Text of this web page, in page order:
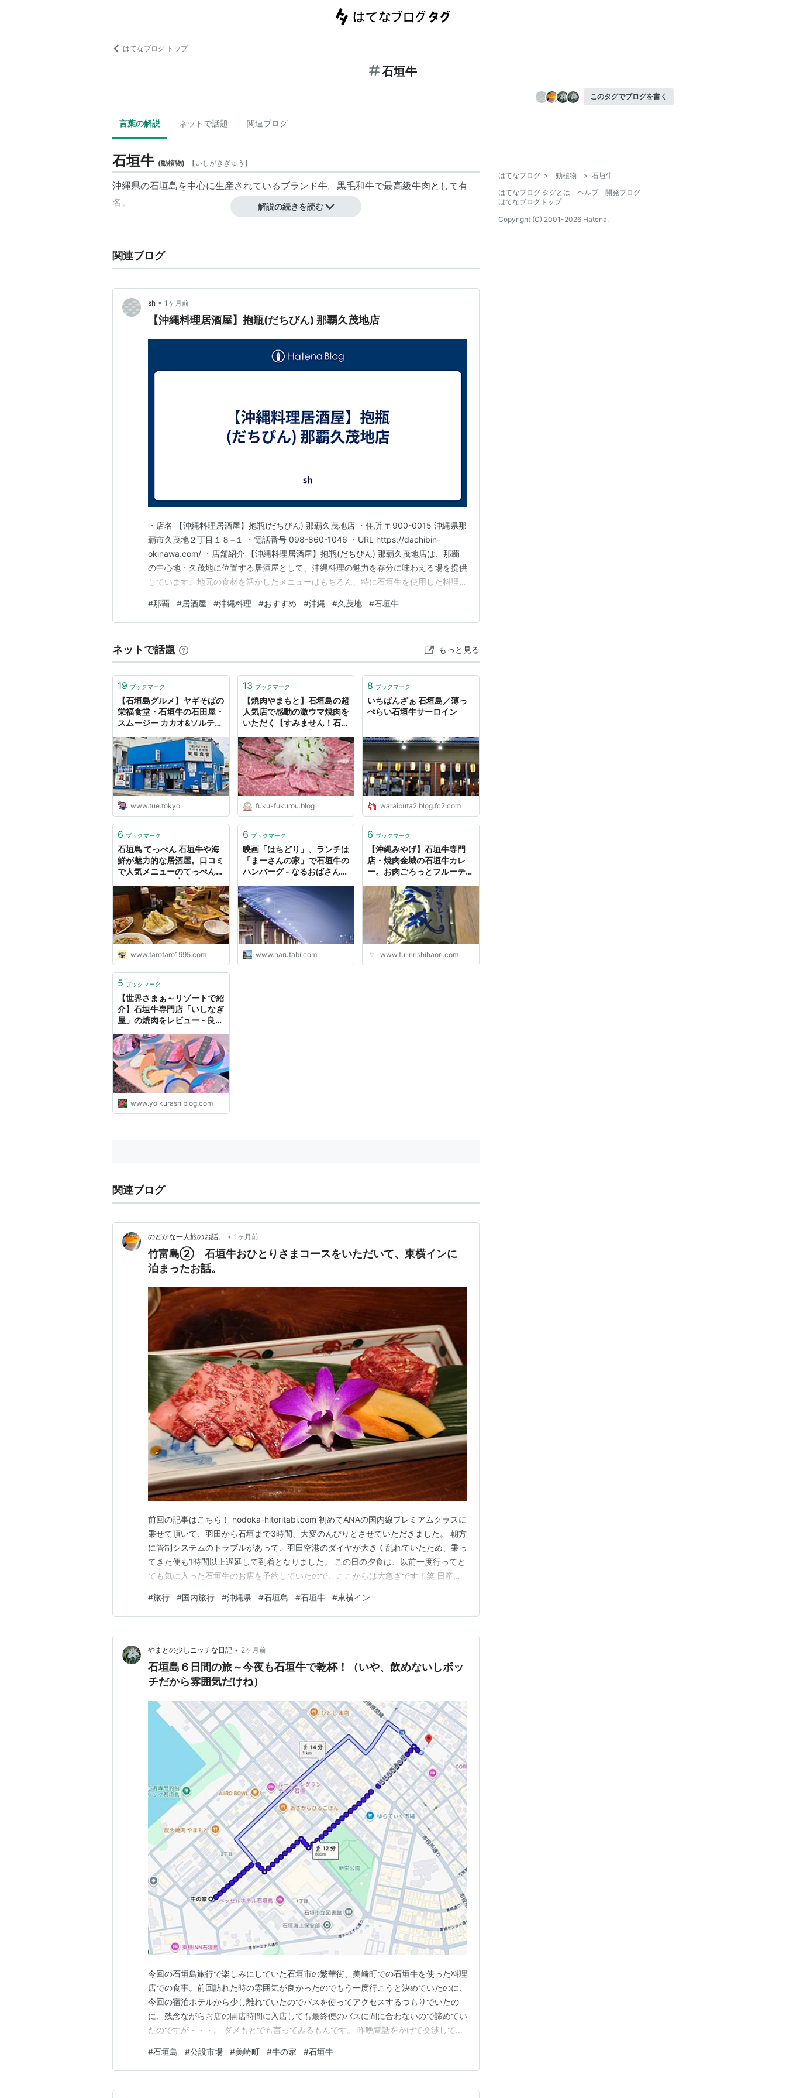
はてなブログ トップ
石垣牛
このタグでブログを書く
言葉の解説 ネットで話題 関連ブログ
石垣牛 (動植物) 【いしがきぎゅう 】
沖縄県の石垣島を中心に生産されているブランド牛。 黒毛和牛で最高級牛肉として有
名。
解説の続きを読む
関連ブログ
sh • 1ヶ月前
【沖縄料理居酒屋】抱瓶(だちびん) 那覇久茂地店
・店名 【沖縄料理居酒屋】抱瓶(だちびん) 那覇久茂地店 ・住所 〒900-0015 沖縄県那
覇市久茂地２丁目１８−１ ・電話番号 098-860-1046 ・URL https://dachibin-
okinawa.com/ ・店舗紹介 【沖縄料理居酒屋】抱瓶(だちびん) 那覇久茂地店は、那覇
の中心地・久茂地に位置する居酒屋として、沖縄料理の魅力を存分に味わえる場を提供
しています。地元の食材を活かしたメニューはもちろん、特に石垣牛を使用した料理
代の味覚に合わせた工夫が施されており、どなたにもおすすめしやすい内容とな…
#那覇 #居酒屋 #沖縄料理 #おすすめ #沖縄 #久茂地 #石垣牛
ネットで話題 もっと見る
19 ブックマーク
【石垣島グルメ】ヤギそばの
栄福食堂・石垣牛の石田屋・
スムージー カカオ&ソルティ
www.tue.tokyo
13 ブックマーク
【焼肉やまもと】石垣島の超
人気店で感動の激ウマ焼肉を
いただく【すみません！石垣
ろう
fuku-fukurou.blog
8 ブックマーク
いちばんざぁ 石垣島／薄っ
ぺらい石垣牛サーロイン
waraibuta2.blog.fc2.com
6 ブックマーク
石垣島 てっぺん 石垣牛や海
鮮が魅力的な居酒屋。口コミ
で人気メニューのてっぺん盛
メ・子育て・旅行・ブログ収
益化
www.tarotaro1995.com
6 ブックマーク
映画「はちどり」、ランチは
「まーさんの家」で石垣牛の
ハンバーグ - なるおばさんの
www.narutabi.com
6 ブックマーク
【沖縄みやげ】石垣牛専門
店・焼肉金城の石垣牛カレ
ー。お肉ごろっとフルーティ
待機中です。
www.fu-ririshihaori.com
5 ブックマーク
【世界さまぁ～リゾートで紹
介】石垣牛専門店「いしなぎ
屋」の焼肉をレビュー - 良い
www.yoikurashiblog.com
関連ブログ
のどかな一人旅のお話。 • 1ヶ月前
竹富島② 石垣牛おひとりさまコースをいただいて、東横インに
泊まったお話。
前回の記事はこちら！ nodoka-hitoritabi.com 初めてANAの国内線プレミアムクラスに
乗せて頂いて、羽田から石垣まで3時間、大変のんびりとさせていただきました。 朝方
に管制システムのトラブルがあって、羽田空港のダイヤが大きく乱れていたため、乗っ
てきた便も1時間以上遅延して到着となりました。 この日の夕食は、以前一度行ってと
ても気に入った石垣牛のお店を予約していたので、ここからは大急ぎです！笑 日産レ
島に宿泊 日産レンタカーで「デイズ」を借りる 今回の旅程では、一日目は石垣島内を
うろちょろ、二日目は…
#旅行 #国内旅行 #沖縄県 #石垣島 #石垣牛 #東横イン
やまとの少しニッチな日記 • 2ヶ月前
石垣島６日間の旅～今夜も石垣牛で乾杯！（いや、飲めないしボッ
チだから雰囲気だけね）
今回の石垣島旅行で楽しみにしていた石垣市の繁華街、美崎町での石垣牛を使った料理
店での食事。前回訪れた時の雰囲気が良かったのでもう一度行こうと決めていたのに、
今回の宿泊ホテルから少し離れていたのでバスを使ってアクセスするつもりでいたの
に、残念ながらお店の開店時間に入店しても最終便のバスに間に合わないので諦めてい
たのですが・・・。 ダメもとでも言ってみるもんです。 昨晩電話をかけて交渉してみ
に行けることになりました。 これが昨日のブログに書いた、「私が走るように次の目
的地の美崎町に向かった理由」です。こちらから４時にとお…
#石垣島 #公設市場 #美崎町 #牛の家 #石垣牛
はてなブログ > 動植物 > 石垣牛
はてなブログ タグとは
ヘルプ
開発ブログ
はてなブログトップ
Copyright (C) 2001-2026 Hatena.